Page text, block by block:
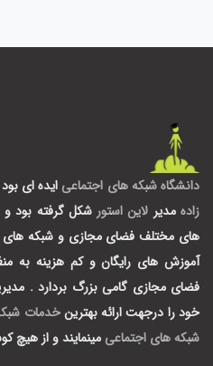
دانشگاه شبکه های اجتماعی ایده ای
زاده مدیر لاین استور شکل گرفته بود و
های مختلف فضای مجازی و شبکه های
آموزش های رایگان و کم هزینه به
فضای مجازی گامی بزرگ بردارد .
خود را درجهت ارائه بهترینخدمات
شبکه های اجتماعی مینمایند و از هیچ